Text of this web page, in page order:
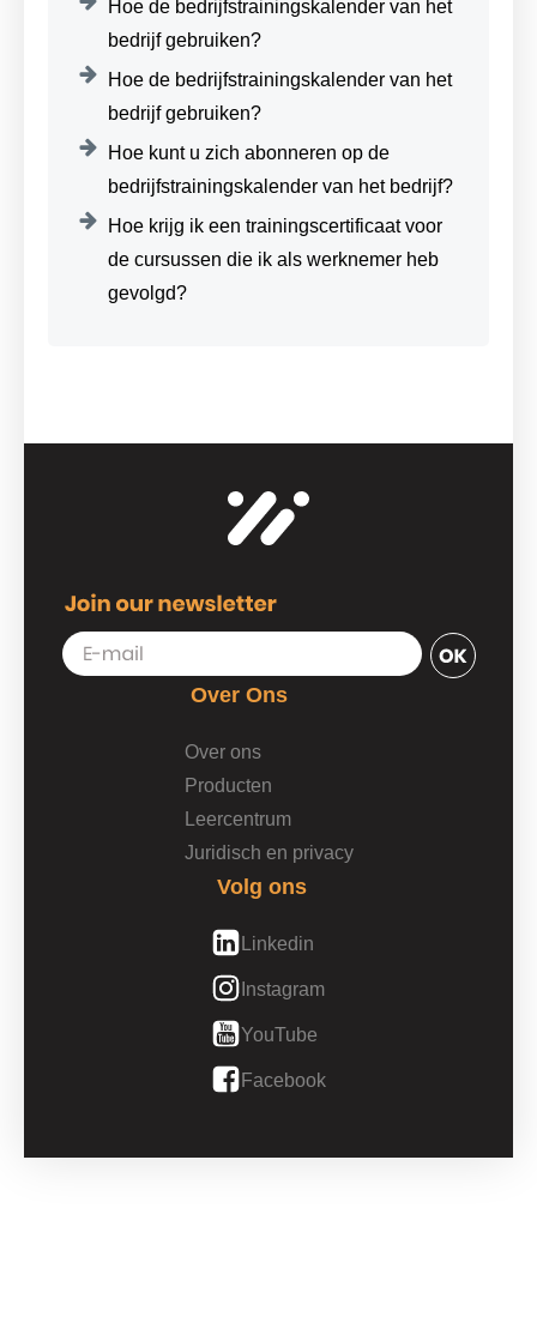
Hoe de bedrijfstrainingskalender van het
bedrijf gebruiken?
Hoe de bedrijfstrainingskalender van het
bedrijf gebruiken?
Hoe kunt u zich abonneren op de
bedrijfstrainingskalender van het bedrijf?
Hoe krijg ik een trainingscertificaat voor
de cursussen die ik als werknemer heb
gevolgd?
Over Ons
Over ons
Producten
Leercentrum
Juridisch en privacy
Volg ons
Linkedin
Instagram
YouTube
Facebook